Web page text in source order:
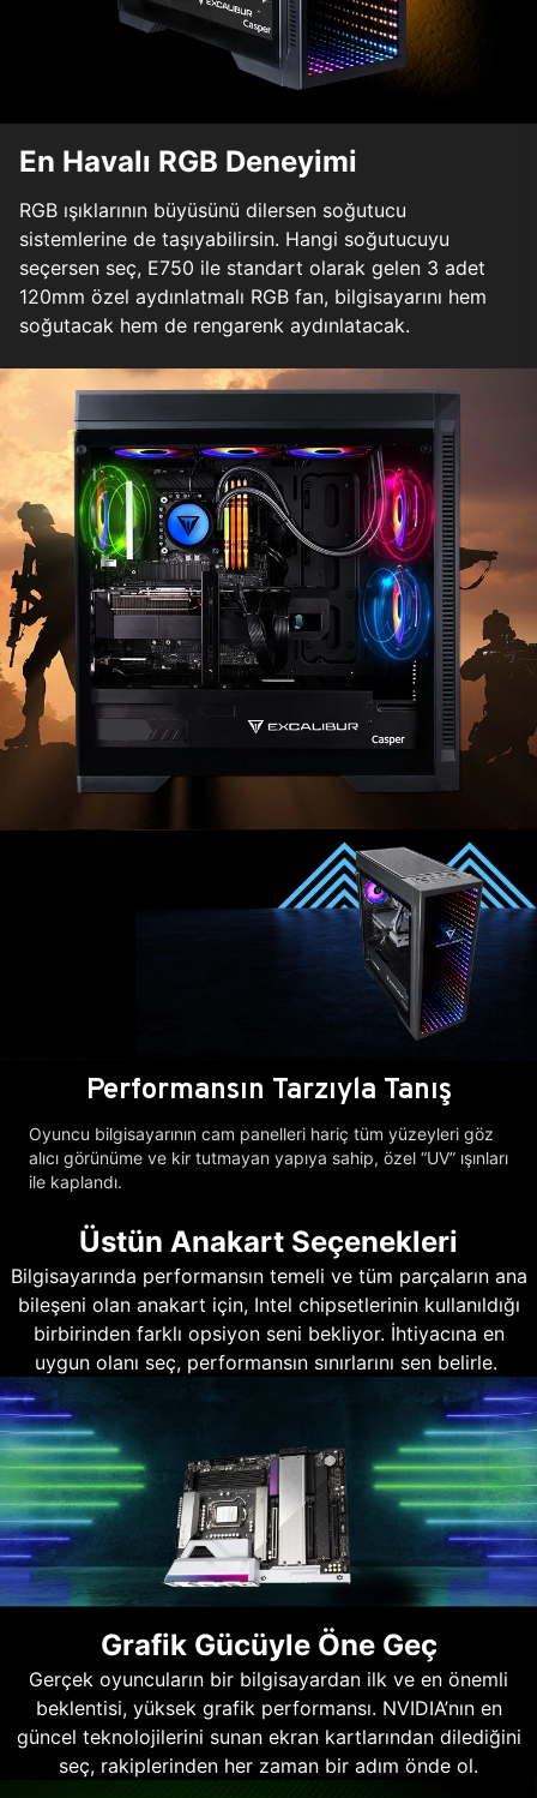
En Havalı RGB Deneyimi
RGB ışıklarının büyüsünü dilersen soğutucu
sistemlerine de taşıyabilirsin. Hangi soğutucuyu
seçersen seç, E750 ile standart olarak gelen 3 adet
120mm özel aydınlatmalı RGB fan, bilgisayarını hem
soğutacak hem de rengarenk aydınlatacak.
Performansın Tarzıyla Tanış
Oyuncu bilgisayarının cam panelleri hariç tüm yüzeyleri göz
alıcı görünüme ve kir tutmayan yapıya sahip, özel “UV” ışınları
ile kaplandı.
Üstün Anakart Seçenekleri
Bilgisayarında performansın temeli ve tüm parçaların ana
bileşeni olan anakart için, Intel chipsetlerinin kullanıldığı
birbirinden farklı opsiyon seni bekliyor. İhtiyacına en
uygun olanı seç, performansın sınırlarını sen belirle.
Grafik Gücüyle Öne Geç
Gerçek oyuncuların bir bilgisayardan ilk ve en önemli
beklentisi, yüksek grafik performansı. NVIDIA’nın en
güncel teknolojilerini sunan ekran kartlarından dilediğini
seç, rakiplerinden her zaman bir adım önde ol.